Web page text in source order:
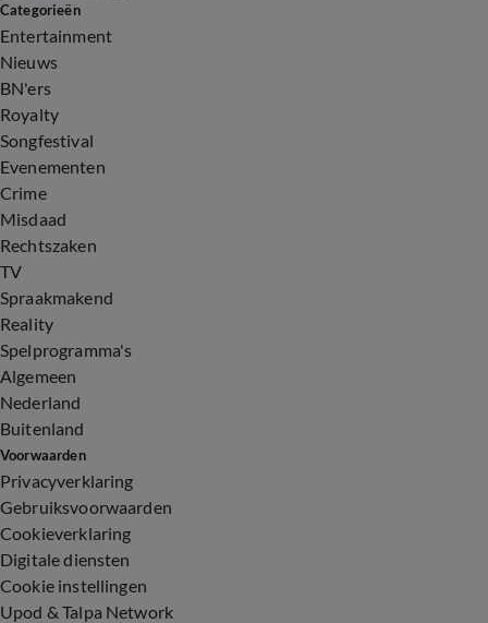
Categorieën
Entertainment
Nieuws
BN'ers
Royalty
Songfestival
Evenementen
Crime
Misdaad
Rechtszaken
TV
Spraakmakend
Reality
Spelprogramma's
Algemeen
Nederland
Buitenland
Voorwaarden
Privacyverklaring
Gebruiksvoorwaarden
Cookieverklaring
Digitale diensten
Cookie instellingen
Upod & Talpa Network